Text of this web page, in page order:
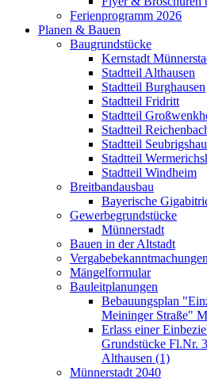
Ferienprogramm 2026
Planen & Bauen
Baugrundstücke
Kernstadt
Stadtteil Althausen
Stadtteil Burghausen
Stadtteil Fridritt
Stadtteil
Stadtteil
Stadtteil
Stadtteil
Stadtteil Windheim
Breitbandausbau
Bayerische
Gewerbegrundstücke
Münnerstadt
Bauen in der Altstadt
Vergabebekanntmachungen
Mängelformular
Bauleitplanungen
Bebauungsplan
Meininger Straße"
Erlass einer
Grundstücke Fl.Nr.
Althausen (1)
Münnerstadt 2040